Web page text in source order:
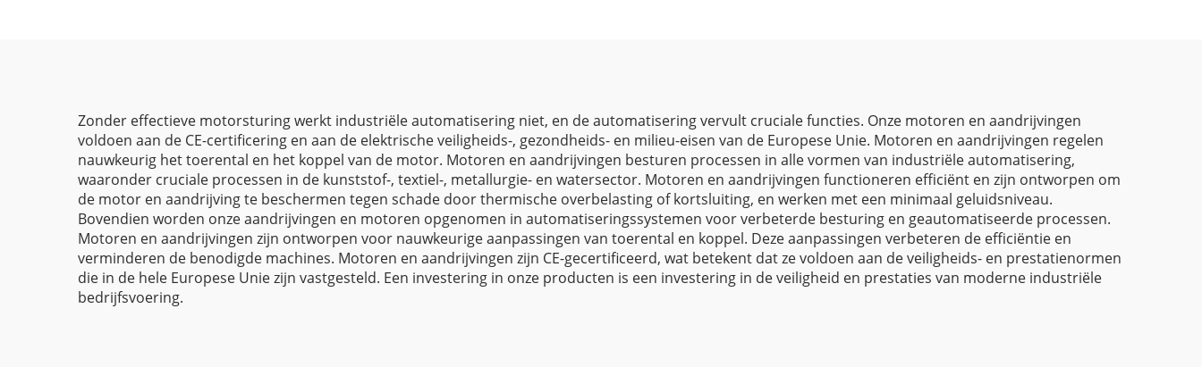
Zonder effectieve motorsturing werkt industriële automatisering niet, en de automatisering vervult cruciale functies. Onze motoren en aandrijvingen
voldoen aan de CE-certificering en aan de elektrische veiligheids-, gezondheids- en milieu-eisen van de Europese Unie. Motoren en aandrijvingen regelen
nauwkeurig het toerental en het koppel van de motor. Motoren en aandrijvingen besturen processen in alle vormen van industriële automatisering,
waaronder cruciale processen in de kunststof-, textiel-, metallurgie- en watersector. Motoren en aandrijvingen functioneren efficiënt en zijn ontworpen om
de motor en aandrijving te beschermen tegen schade door thermische overbelasting of kortsluiting, en werken met een minimaal geluidsniveau.
Bovendien worden onze aandrijvingen en motoren opgenomen in automatiseringssystemen voor verbeterde besturing en geautomatiseerde processen.
Motoren en aandrijvingen zijn ontworpen voor nauwkeurige aanpassingen van toerental en koppel. Deze aanpassingen verbeteren de efficiëntie en
verminderen de benodigde machines. Motoren en aandrijvingen zijn CE-gecertificeerd, wat betekent dat ze voldoen aan de veiligheids- en prestatienormen
die in de hele Europese Unie zijn vastgesteld. Een investering in onze producten is een investering in de veiligheid en prestaties van moderne industriële
bedrijfsvoering.